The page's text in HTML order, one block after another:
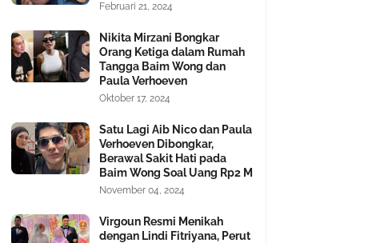
Februari 21, 2024
Nikita Mirzani Bongkar
Orang Ketiga dalam Rumah
Tangga Baim Wong dan
Paula Verhoeven
Oktober 17, 2024
Satu Lagi Aib Nico dan Paula
Verhoeven Dibongkar,
Berawal Sakit Hati pada
Baim Wong Soal Uang Rp2 M
November 04, 2024
Virgoun Resmi Menikah
dengan Lindi Fitriyana, Perut